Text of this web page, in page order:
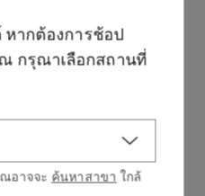
หากต้องการช้อป
กรุณาเลือกสถานที่
อาจจะ ค้นหาสาขา ใกล้